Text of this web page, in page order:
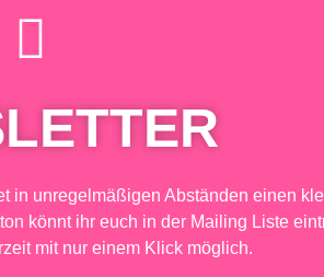
in unregelmäßigen Abständen einen
könnt ihr euch in der Mailing Liste
mit nur einem Klick möglich.